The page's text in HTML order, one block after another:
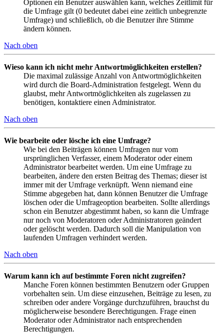
Optionen ein Benutzer auswählen kann, welches Zeitlimit für
die Umfrage gilt (0 bedeutet dabei eine zeitlich unbegrenzte
Umfrage) und schließlich, ob die Benutzer ihre Stimme
ändern können.
Nach oben
Wieso kann ich nicht mehr Antwortmöglichkeiten erstellen?
Die maximal zulässige Anzahl von Antwortmöglichkeiten
wird durch die Board-Administration festgelegt. Wenn du
glaubst, mehr Antwortmöglichkeiten als zugelassen zu
benötigen, kontaktiere einen Administrator.
Nach oben
Wie bearbeite oder lösche ich eine Umfrage?
Wie bei den Beiträgen können Umfragen nur vom
ursprünglichen Verfasser, einem Moderator oder einem
Administrator bearbeitet werden. Um eine Umfrage zu
bearbeiten, ändere den ersten Beitrag des Themas; dieser ist
immer mit der Umfrage verknüpft. Wenn niemand eine
Stimme abgegeben hat, dann können Benutzer die Umfrage
löschen oder die Umfrageoption bearbeiten. Sollte allerdings
schon ein Benutzer abgestimmt haben, so kann die Umfrage
nur noch von Moderatoren oder Administratoren geändert
oder gelöscht werden. Dadurch soll die Manipulation von
laufenden Umfragen verhindert werden.
Nach oben
Warum kann ich auf bestimmte Foren nicht zugreifen?
Manche Foren können bestimmten Benutzern oder Gruppen
vorbehalten sein. Um diese einzusehen, Beiträge zu lesen, zu
schreiben oder andere Vorgänge durchzuführen, brauchst du
möglicherweise besondere Berechtigungen. Frage einen
Moderator oder Administrator nach entsprechenden
Berechtigungen.